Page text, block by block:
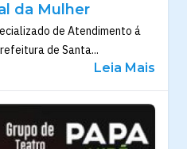
da Mulher
de Atendimento á
de Santa...
Leia Mais